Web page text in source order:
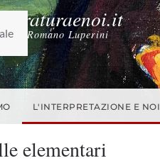
da Romano Luperini
L'INTERPRETAZIONE E NOI
elementari